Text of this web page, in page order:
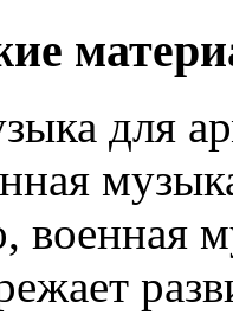
военная